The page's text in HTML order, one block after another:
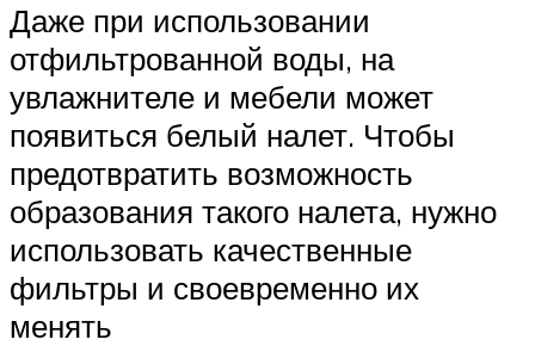
Даже при использовании
отфильтрованной воды, на
увлажнителе и мебели может
появиться белый налет. Чтобы
предотвратить возможность
образования такого налета, нужно
использовать качественные
фильтры и своевременно их
менять